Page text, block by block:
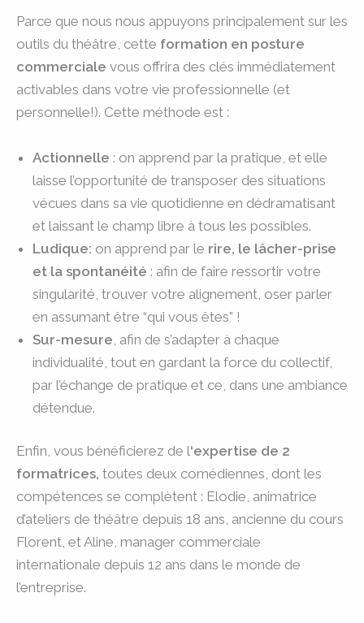
Parce que nous nous appuyons principalement sur les
outils du théâtre, cette formation en posture
commerciale vous offrira des clés immédiatement
activables dans votre vie professionnelle (et
personnelle!). Cette méthode est :
Actionnelle : on apprend par la pratique, et elle
laisse l’opportunité de transposer des situations
vécues dans sa vie quotidienne en dédramatisant
et laissant le champ libre à tous les possibles.
Ludique: on apprend par le rire, le lâcher-prise
et la spontanéité : afin de faire ressortir votre
singularité, trouver votre alignement, oser parler
en assumant être “qui vous êtes” !
Sur-mesure , afin de s’adapter à chaque
individualité, tout en gardant la force du collectif,
par l’échange de pratique et ce, dans une ambiance
détendue.
Enfin, vous bénéficierez de l‘expertise de 2
formatrices, toutes deux comédiennes, dont les
compétences se complètent : Elodie, animatrice
d’ateliers de théâtre depuis 18 ans, ancienne du cours
Florent, et Aline, manager commerciale
internationale depuis 12 ans dans le monde de
l’entreprise.